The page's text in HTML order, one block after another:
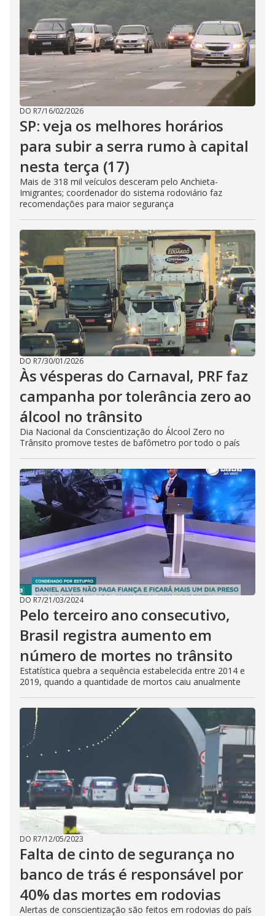
DO R7/16/02/2026
SP: veja os melhores horários
para subir a serra rumo à capital
nesta terça (17)
Mais de 318 mil veículos desceram pelo Anchieta-
Imigrantes; coordenador do sistema rodoviário faz
recomendações para maior segurança
DO R7/30/01/2026
Às vésperas do Carnaval, PRF faz
campanha por tolerância zero ao
álcool no trânsito
Dia Nacional da Conscientização do Álcool Zero no
Trânsito promove testes de bafômetro por todo o país
DO R7/21/03/2024
Pelo terceiro ano consecutivo,
Brasil registra aumento em
número de mortes no trânsito
Estatística quebra a sequência estabelecida entre 2014 e
2019, quando a quantidade de mortos caiu anualmente
DO R7/12/05/2023
Falta de cinto de segurança no
banco de trás é responsável por
40% das mortes em rodovias
Alertas de conscientização são feitos em rodovias do país